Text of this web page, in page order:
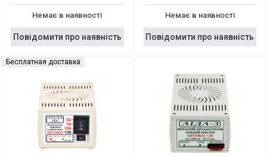
Немає в наявності
Повідомити про наявність
Немає в наявності
Повідомити про наявність
Бесплатная доставка